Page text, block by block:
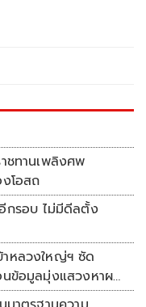
ชทานเพลิงศพ
โอสถ
กรอบ ไม่มีดีลตั้ง
หลวงใหญ่ฯ ซัด
ข้อมูลมุ่งแสวงหาผล